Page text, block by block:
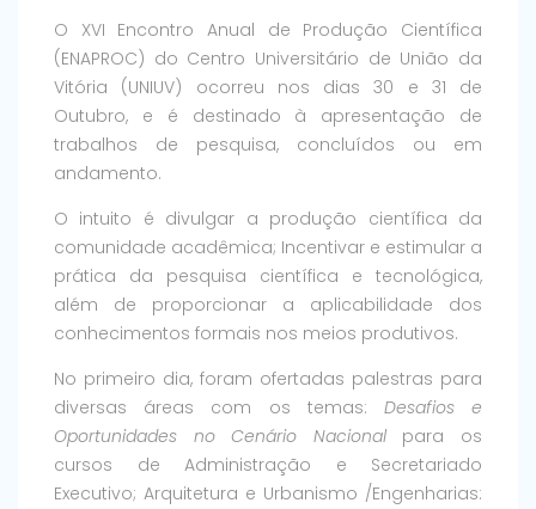
O XVI Encontro Anual de Produção Científica
(ENAPROC) do Centro Universitário de União da
Vitória (UNIUV) ocorreu nos dias 30 e 31 de
Outubro, e é destinado à apresentação de
trabalhos de pesquisa, concluídos ou em
andamento.
O intuito é divulgar a produção científica da
comunidade acadêmica; Incentivar e estimular a
prática da pesquisa científica e tecnológica,
além de proporcionar a aplicabilidade dos
conhecimentos formais nos meios produtivos.
No primeiro dia, foram ofertadas palestras para
diversas áreas com os temas: Desafios e
Oportunidades no Cenário Nacionalpara os
cursos de Administração e Secretariado
Executivo; Arquitetura e Urbanismo /Engenharias: